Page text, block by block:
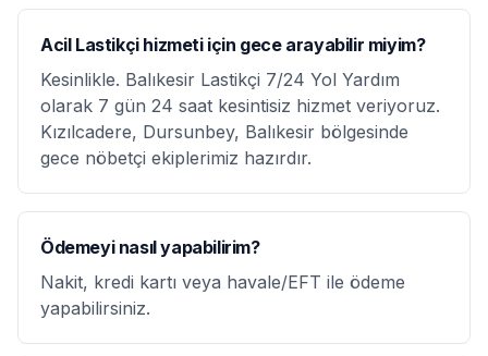
Acil Lastikçi hizmeti için gece arayabilir miyim?
Kesinlikle. Balıkesir Lastikçi 7/24 Yol Yardım
olarak 7 gün 24 saat kesintisiz hizmet veriyoruz.
Kızılcadere, Dursunbey, Balıkesir bölgesinde
gece nöbetçi ekiplerimiz hazırdır.
Ödemeyi nasıl yapabilirim?
Nakit, kredi kartı veya havale/EFT ile ödeme
yapabilirsiniz.